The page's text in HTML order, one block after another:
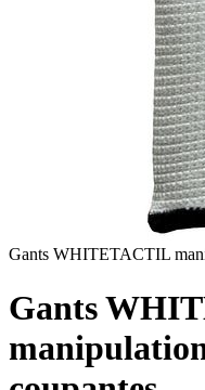
Gants WHITETACTIL
Gants